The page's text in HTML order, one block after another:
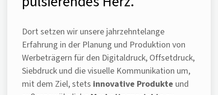
Dort setzen wir unsere jahrzehntelange
Erfahrung in der Planung und Produktion von
Werbeträgern für den Digitaldruck, Offsetdruck,
Siebdruck und die visuelle Kommunikation um,
mit dem Ziel, stets innovative Produkte und